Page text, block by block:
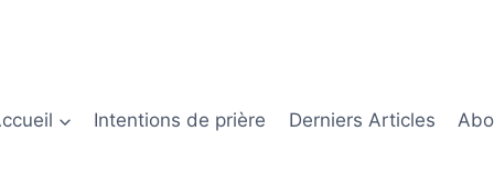
Intentions de prière Derniers Articles